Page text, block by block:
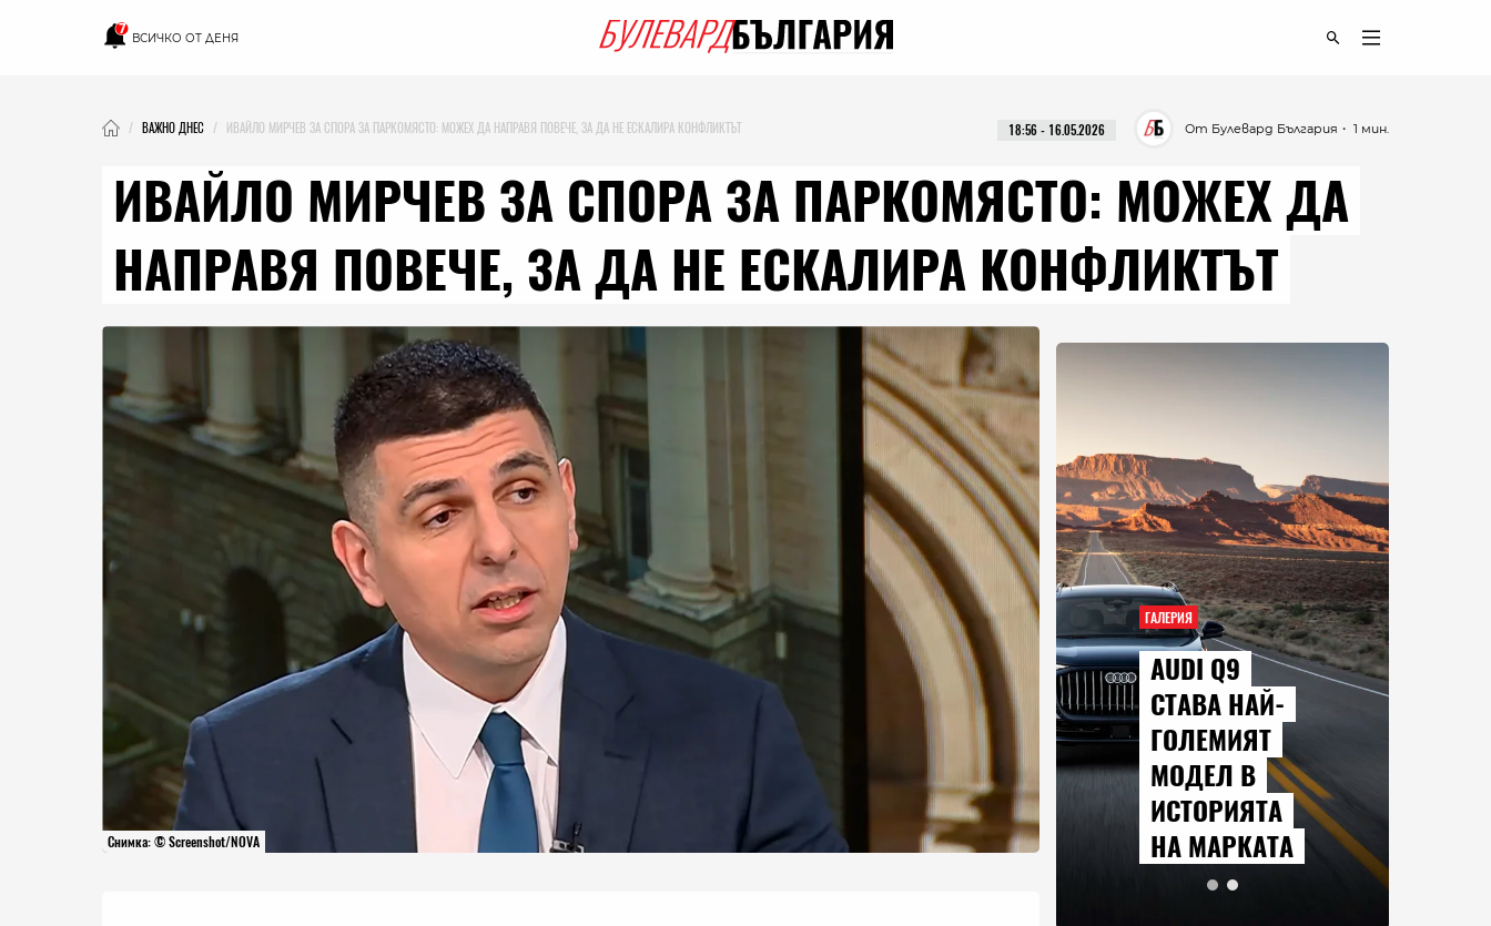
7
ВСИЧКО ОТ ДЕНЯ
ВАЖНО ДНЕС ИВАЙЛО МИРЧЕВ ЗА СПОРА ЗА ПАРКОМЯСТО: МОЖЕХ ДА НАПРАВЯ ПОВЕЧЕ, ЗА ДА НЕ ЕСКАЛИРА КОНФЛИКТЪТ ・ 1 мин.
От Булевард България
18:56 - 16.05.2026
ИВАЙЛО МИРЧЕВ ЗА СПОРА ЗА ПАРКОМЯСТО: МОЖЕХ ДА
НАПРАВЯ ПОВЕЧЕ, ЗА ДА НЕ ЕСКАЛИРА КОНФЛИКТЪТ
Снимка: © Screenshot/NOVA
ГАЛЕРИЯ
AUDI Q9
СТАВА НАЙ-
ГОЛЕМИЯТ
МОДЕЛ В
ИСТОРИЯТА
НА МАРКАТА